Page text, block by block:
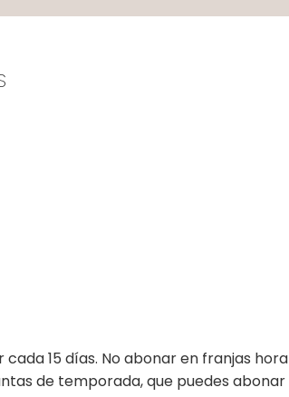
15 días. No abonar en franjas
de temporada, que puedes abonar